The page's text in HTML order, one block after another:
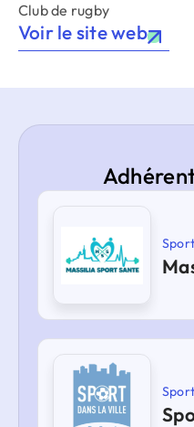
Club de rugby
Voir le site web